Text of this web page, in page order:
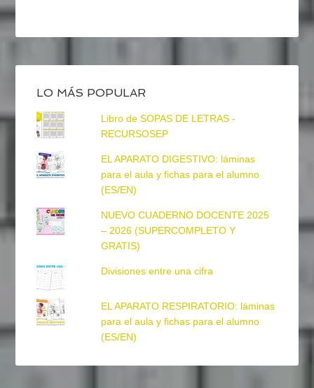
LO MÁS POPULAR
Libro de SOPAS DE LETRAS -
RECURSOSEP
EL APARATO DIGESTIVO: láminas
para el aula y fichas para el alumno
(ES/EN)
NUEVO CUADERNO DOCENTE 2025
– 2026 (SUPERCOMPLETO Y
GRATIS)
Divisiones entre una cifra
EL APARATO RESPIRATORIO: láminas
para el aula y fichas para el alumno
(ES/EN)